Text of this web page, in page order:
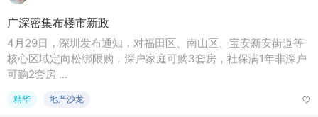
广深密集布楼市新政
4月29日，深圳发布通知，对福田区、南山区、宝安新安街道等
核心区域定向松绑限购，深户家庭可购3套房，社保满1年非深户
可购2套房 ...
精华 地产沙龙